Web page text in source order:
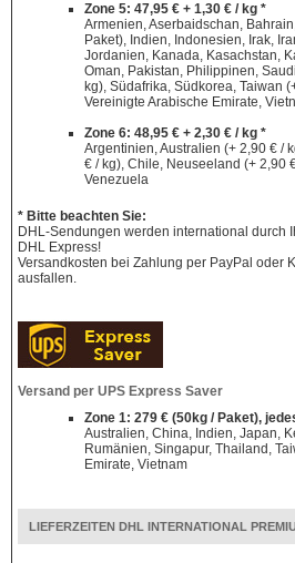
Zone 5: 47,95 € + 1,30 € / kg *
Armenien, Aserbaidschan,
Paket), Indien, Indonesien, Irak,
Jordanien, Kanada, Kasachstan,
Oman, Pakistan, Philippinen,
kg), Südafrika, Südkorea, Taiwan
Vereinigte Arabische Emirate,
Zone 6: 48,95 € + 2,30 € / kg *
Argentinien, Australien (+ 2,90 € /
€ / kg), Chile, Neuseeland (+ 2,90
Venezuela
* Bitte beachten Sie:
DHL-Sendungen werden international durch
DHL Express!
Versandkosten bei Zahlung per PayPal oder
ausfallen.
Versand per UPS Express Saver
Zone 1: 279 € (50kg / Paket),
Australien, China, Indien, Japan,
Rumänien, Singapur, Thailand,
Emirate, Vietnam
LIEFERZEITEN DHL INTERNATIONAL